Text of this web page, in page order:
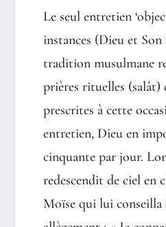
Le seul entretien
instances (Dieu et
tradition musulmane
prières rituelles (salât)
prescrites à cette
entretien, Dieu en
cinquante par jour.
redescendit de ciel en
Moïse qui lui conseilla